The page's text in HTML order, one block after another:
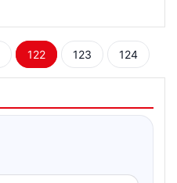
122 123
124